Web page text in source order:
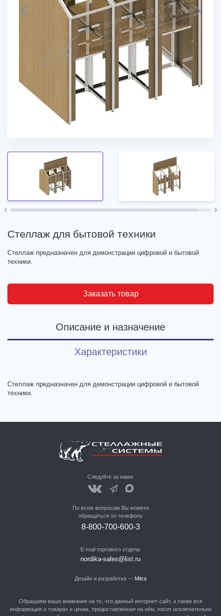
Стеллаж для бытовой техники
Стеллаж предназначен для демонстрации цифровой и бытовой
техники.
Заказать товар
Описание и назначение
Характеристики
Стеллаж предназначен для демонстрации цифровой и бытовой
техники.
Следуйте за нами:
По всем вопросам Вы можете
обращаться по телефону
8-800-700-600-3
E-mail торгового отдела:
nordika-sales@list.ru
Дизайн и разработка — Mitra
Обращаем ваше внимание на то, что данный интернет-сайт, а также вся
информация о товарах и ценах, предоставленная на нём, носит исключительно